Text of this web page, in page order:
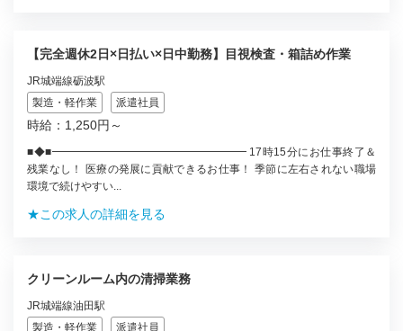
【完全週休2日×日払い×日中勤務】目視検査・箱詰め作業
JR城端線砺波駅
製造・軽作業
派遣社員
時給：1,250円～
■◆■━━━━━━━━━━━━━━━━━━ 17時15分にお仕事終了＆
残業なし！ 医療の発展に貢献できるお仕事！ 季節に左右されない職場
環境で続けやすい...
★この求人の詳細を見る
クリーンルーム内の清掃業務
JR城端線油田駅
製造・軽作業
派遣社員